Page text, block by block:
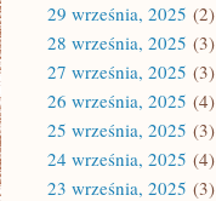
29 września, 2025 (2)
28 września, 2025 (3)
27 września, 2025 (3)
26 września, 2025 (4)
25 września, 2025 (3)
24 września, 2025 (4)
23 września, 2025 (3)